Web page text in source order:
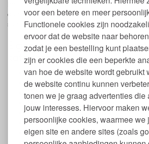
voor een betere en meer
Functionele cookies zijn
ervoor dat de website naar
zodat je een bestelling kunt
zijn er cookies die een beperkte
van hoe de website wordt gebruikt
de website continu kunnen
tonen we je graag advertenties die
jouw interesses. Hiervoor maken
persoonlijke cookies, waarmee we
eigen site en andere sites (zoals
het beddengoed zacht, soepel en glad aan.
dunner, lichter en gladder dan Percal katoen
subtiele lichte glans.
Eigenschappen
katoensatijn
100% Biologisch en fairtrade
Beide kanten een andere kleur
GOTS gecertificeerd
Met instopstrook van 40 cm
Met bijpassende opbergzak
Wasbaar op 40 graden
Mag in de droger